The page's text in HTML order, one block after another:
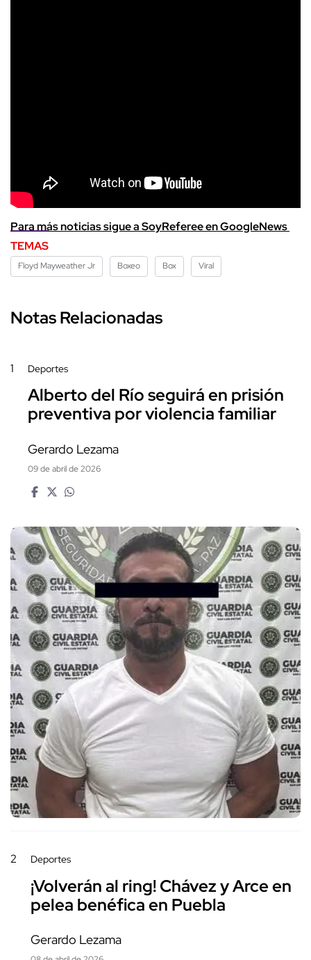
Para más noticias sigue a SoyReferee en GoogleNews
TEMAS
Floyd Mayweather Jr Boxeo Box Viral
Notas Relacionadas
1 Deportes
Alberto del Río seguirá en prisión
preventiva por violencia familiar
Gerardo Lezama
09 de abril de 2026
2 Deportes
¡Volverán al ring! Chávez y Arce en
pelea benéfica en Puebla
Gerardo Lezama